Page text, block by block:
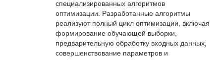
специализированных алгоритмов
оптимизации. Разработанные алгоритмы
реализуют полный цикл оптимизации, включая
формирование обучающей выборки,
предварительную обработку входных данных,
совершенствование параметров и